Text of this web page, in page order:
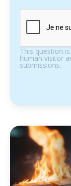
This question
human visitor
submissions.